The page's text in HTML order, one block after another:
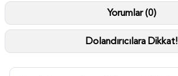
Yorumlar (0)
Dolandırıcılara Dikkat!